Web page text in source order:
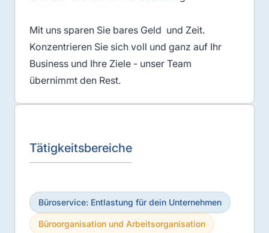
Mit uns sparen Sie bares Geld und Zeit.
Konzentrieren Sie sich voll und ganz auf Ihr
Business und Ihre Ziele - unser Team
übernimmt den Rest.
Tätigkeitsbereiche
Büroservice: Entlastung für dein Unternehmen
Büroorganisation und Arbeitsorganisation